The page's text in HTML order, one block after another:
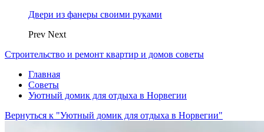
Двери из фанеры своими руками
Prev Next
Строительство и ремонт квартир и домов советы
Главная
Советы
Уютный домик для отдыха в Норвегии
Вернуться к "Уютный домик для отдыха в Норвегии"